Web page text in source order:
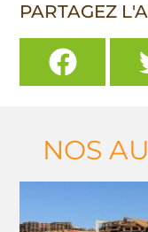
PARTAGEZ
NOS